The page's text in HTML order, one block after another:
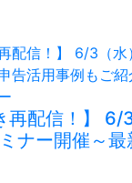
再配信！】 6/
ナー開催～最